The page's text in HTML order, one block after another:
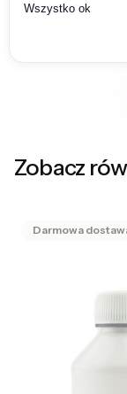
Wszystko ok
Zobacz